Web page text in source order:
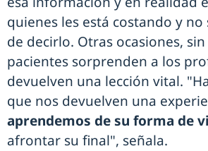
quienes les está costando y no
de decirlo. Otras ocasiones,
pacientes sorprenden a los
devuelven una lección vital.
que nos devuelven una
aprendemos de su forma de
afrontar su final", señala.